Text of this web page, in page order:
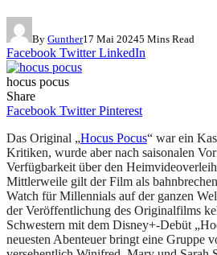
By Gunther17 Mai 20245 Mins Read
Facebook Twitter LinkedIn
hocus pocus
Share
Facebook Twitter Pinterest
Das Original „Hocus Pocus“ war ein
Kritiken, wurde aber nach saisonalen
Verfügbarkeit über den
Mittlerweile gilt der Film als
Watch für Millennials auf der ganzen
der Veröffentlichung des Originalfilms
Schwestern mit dem Disney+-Debüt
neuesten Abenteuer bringt eine Gruppe